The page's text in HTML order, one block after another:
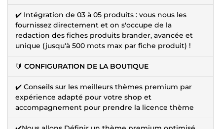
✔️ Intégration de 03 à 05 produits : vous nous les
fournissez directement et on s'occupe de la
redaction des fiches produits brander, avancée et
unique (jusqu'à 500 mots max par fiche produit) !
🔰 CONFIGURATION DE LA BOUTIQUE
✔️ Conseils sur les meilleurs thèmes premium par
expérience adapté pour votre shop et
accompagnement pour prendre la licence thème